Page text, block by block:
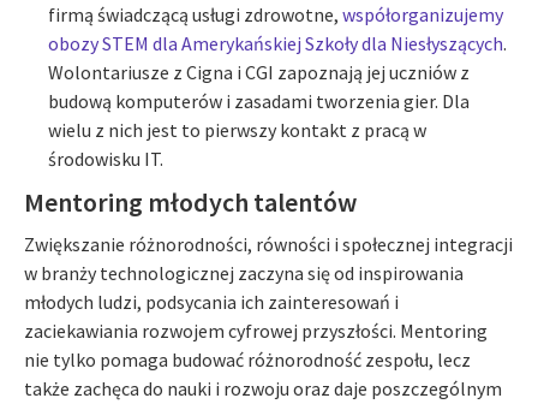
firmą świadczącą usługi zdrowotne, współorganizujemy
obozy STEM dla Amerykańskiej Szkoły dla Niesłyszących.
Wolontariusze z Cigna i CGI zapoznają jej uczniów z
budową komputerów i zasadami tworzenia gier. Dla
wielu z nich jest to pierwszy kontakt z pracą w
środowisku IT.
Mentoring młodych talentów
Zwiększanie różnorodności, równości i społecznej integracji
w branży technologicznej zaczyna się od inspirowania
młodych ludzi, podsycania ich zainteresowań i
zaciekawiania rozwojem cyfrowej przyszłości. Mentoring
nie tylko pomaga budować różnorodność zespołu, lecz
także zachęca do nauki i rozwoju oraz daje poszczególnym